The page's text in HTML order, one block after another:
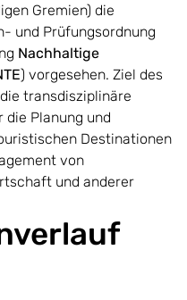
Gremien) die
und Prüfungsordnung
Nachhaltige
) vorgesehen. Ziel des
transdisziplinäre
Planung und
Destinationen
von
und anderer